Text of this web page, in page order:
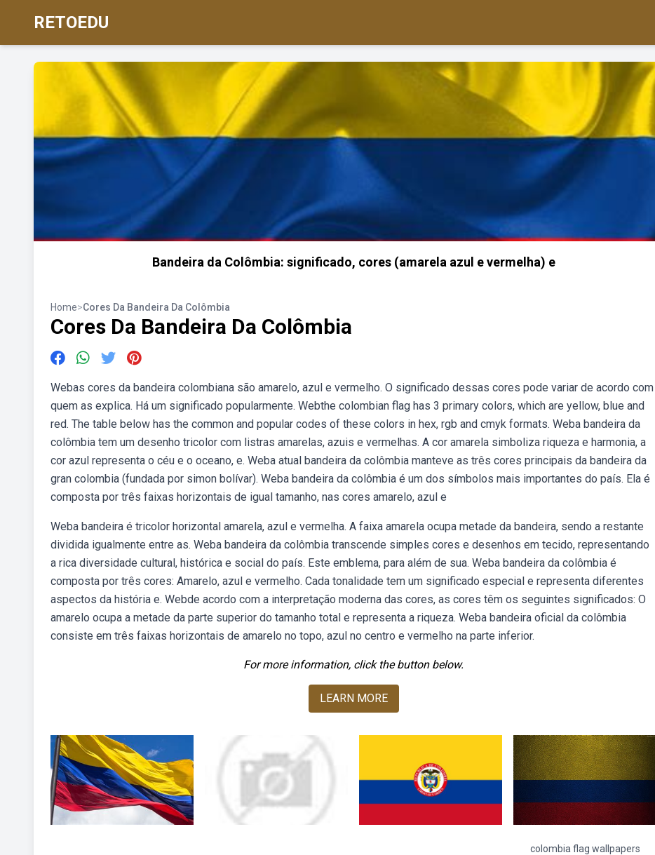
RETOEDU
Bandeira da Colômbia: significado, cores (amarela azul e vermelha) e
Home>Cores Da Bandeira Da Colômbia
Cores Da Bandeira Da Colômbia
Webas cores da bandeira colombiana são amarelo, azul e vermelho. O significado dessas cores pode variar de acordo com
quem as explica. Há um significado popularmente. Webthe colombian flag has 3 primary colors, which are yellow, blue and
red. The table below has the common and popular codes of these colors in hex, rgb and cmyk formats. Weba bandeira da
colômbia tem um desenho tricolor com listras amarelas, azuis e vermelhas. A cor amarela simboliza riqueza e harmonia, a
cor azul representa o céu e o oceano, e. Weba atual bandeira da colômbia manteve as três cores principais da bandeira da
gran colombia (fundada por simon bolívar). Weba bandeira da colômbia é um dos símbolos mais importantes do país. Ela é
composta por três faixas horizontais de igual tamanho, nas cores amarelo, azul e
Weba bandeira é tricolor horizontal amarela, azul e vermelha. A faixa amarela ocupa metade da bandeira, sendo a restante
dividida igualmente entre as. Weba bandeira da colômbia transcende simples cores e desenhos em tecido, representando
a rica diversidade cultural, histórica e social do país. Este emblema, para além de sua. Weba bandeira da colômbia é
composta por três cores: Amarelo, azul e vermelho. Cada tonalidade tem um significado especial e representa diferentes
aspectos da história e. Webde acordo com a interpretação moderna das cores, as cores têm os seguintes significados: O
amarelo ocupa a metade da parte superior do tamanho total e representa a riqueza. Weba bandeira oficial da colômbia
consiste em três faixas horizontais de amarelo no topo, azul no centro e vermelho na parte inferior.
For more information, click the button below.
LEARN MORE
colombia flag wallpapers